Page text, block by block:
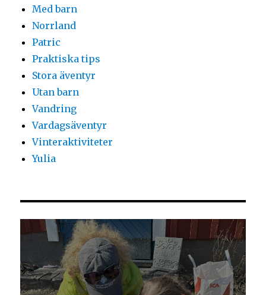
Med barn
Norrland
Patric
Praktiska tips
Stora äventyr
Utan barn
Vandring
Vardagsäventyr
Vinteraktiviteter
Yulia